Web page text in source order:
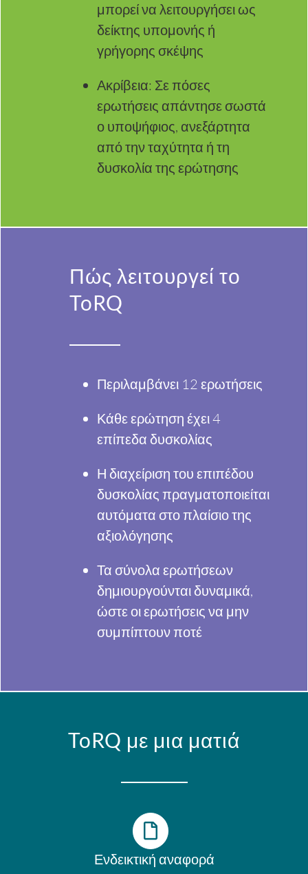
μπορεί να λειτουργήσει ως
δείκτης υπομονής ή
γρήγορης σκέψης
Ακρίβεια: Σε πόσες
ερωτήσεις απάντησε σωστά
ο υποψήφιος, ανεξάρτητα
από την ταχύτητα ή τη
δυσκολία της ερώτησης
Πώς λειτουργεί το
ToRQ
Περιλαμβάνει 12 ερωτήσεις
Κάθε ερώτηση έχει 4
επίπεδα δυσκολίας
Η διαχείριση του επιπέδου
δυσκολίας πραγματοποιείται
αυτόματα στο πλαίσιο της
αξιολόγησης
Τα σύνολα ερωτήσεων
δημιουργούνται δυναμικά,
ώστε οι ερωτήσεις να μην
συμπίπτουν ποτέ
ToRQ με μια ματιά
Ενδεικτική αναφορά